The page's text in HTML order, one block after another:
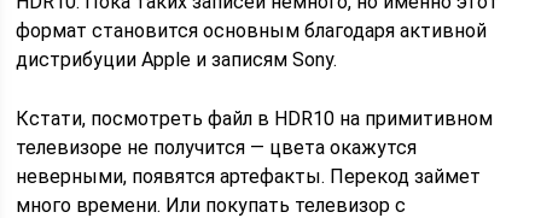
формат становится основным благодаря активной
дистрибуции Apple и записям Sony.
Кстати, посмотреть файл в HDR10 на примитивном
телевизоре не получится — цвета окажутся
неверными, появятся артефакты. Перекод займет
много времени. Или покупать телевизор с